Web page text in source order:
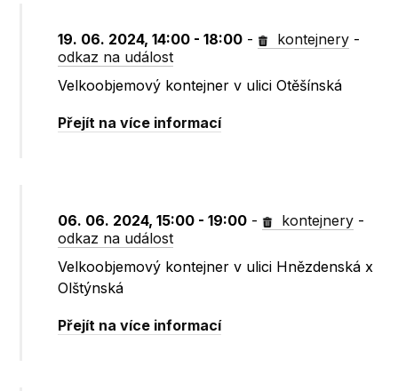
19. 06. 2024, 14:00 - 18:00 - kontejnery -
odkaz na událost
Velkoobjemový kontejner v ulici Otěšínská
Přejít na více informací
06. 06. 2024, 15:00 - 19:00 - kontejnery -
odkaz na událost
Velkoobjemový kontejner v ulici Hnězdenská x
Olštýnská
Přejít na více informací